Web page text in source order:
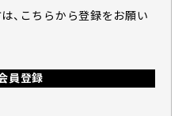
、こちらから登録をお願い
員登録